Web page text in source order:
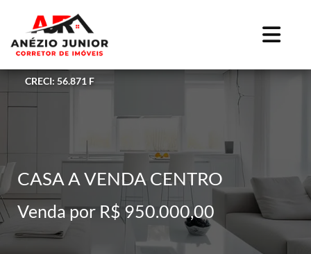
CRECI: 56.871 F
CASA A VENDA CENTRO
Venda por R$ 950.000,00